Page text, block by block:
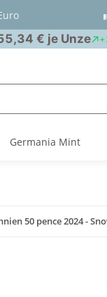
Germania Mint
50 pence 2024 -